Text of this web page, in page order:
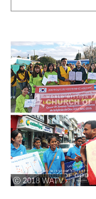
ⓒ 2018 WATV